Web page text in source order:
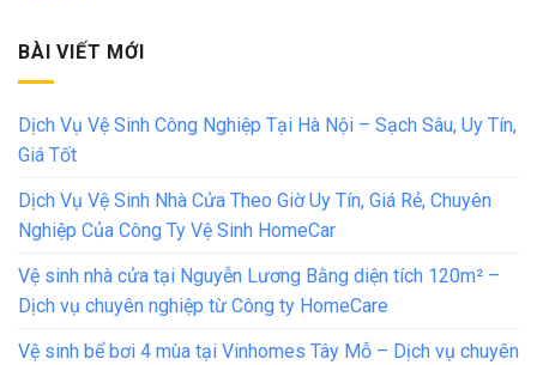
BÀI VIẾT MỚI
Dịch Vụ Vệ Sinh Công Nghiệp Tại Hà Nội – Sạch Sâu, Uy Tín,
Giá Tốt
Dịch Vụ Vệ Sinh Nhà Cửa Theo Giờ Uy Tín, Giá Rẻ, Chuyên
Nghiệp Của Công Ty Vệ Sinh HomeCar
Vệ sinh nhà cửa tại Nguyễn Lương Bằng diện tích 120m² –
Dịch vụ chuyên nghiệp từ Công ty HomeCare
Vệ sinh bể bơi 4 mùa tại Vinhomes Tây Mỗ – Dịch vụ chuyên